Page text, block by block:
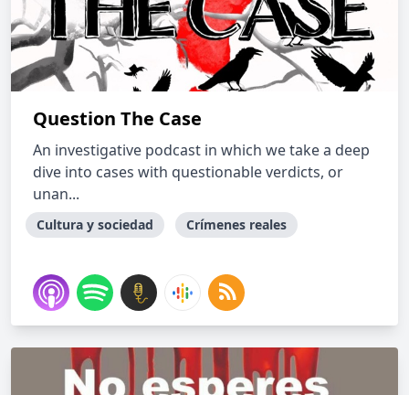
Question The Case
An investigative podcast in which we take a deep
dive into cases with questionable verdicts, or
unan...
Cultura y sociedad Crímenes reales